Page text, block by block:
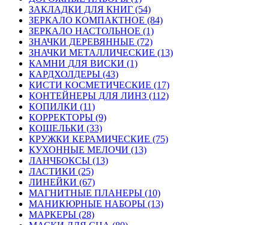
ЗАКЛАДКИ ДЛЯ КНИГ (54)
ЗЕРКАЛО КОМПАКТНОЕ (84)
ЗЕРКАЛО НАСТОЛЬНОЕ (1)
ЗНАЧКИ ДЕРЕВЯННЫЕ (72)
ЗНАЧКИ МЕТАЛЛИЧЕСКИЕ (13)
КАМНИ ДЛЯ ВИСКИ (1)
КАРДХОЛДЕРЫ (43)
КИСТИ КОСМЕТИЧЕСКИЕ (17)
КОНТЕЙНЕРЫ ДЛЯ ЛИНЗ (112)
КОПИЛКИ (11)
КОРРЕКТОРЫ (9)
КОШЕЛЬКИ (33)
КРУЖКИ КЕРАМИЧЕСКИЕ (75)
КУХОННЫЕ МЕЛОЧИ (13)
ЛАНЧБОКСЫ (13)
ЛАСТИКИ (25)
ЛИНЕЙКИ (67)
МАГНИТНЫЕ ПЛАНЕРЫ (10)
МАНИКЮРНЫЕ НАБОРЫ (13)
МАРКЕРЫ (28)